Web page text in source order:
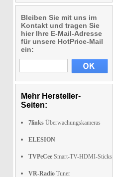
Bleiben Sie mit uns im
Kontakt und tragen Sie
hier Ihre E-Mail-Adresse
für unsere HotPrice-Mail
ein:
Mehr Hersteller-
Seiten:
7links Überwachungskameras
ELESION
TVPeCee Smart-TV-HDMI-Sticks
VR-Radio Tuner